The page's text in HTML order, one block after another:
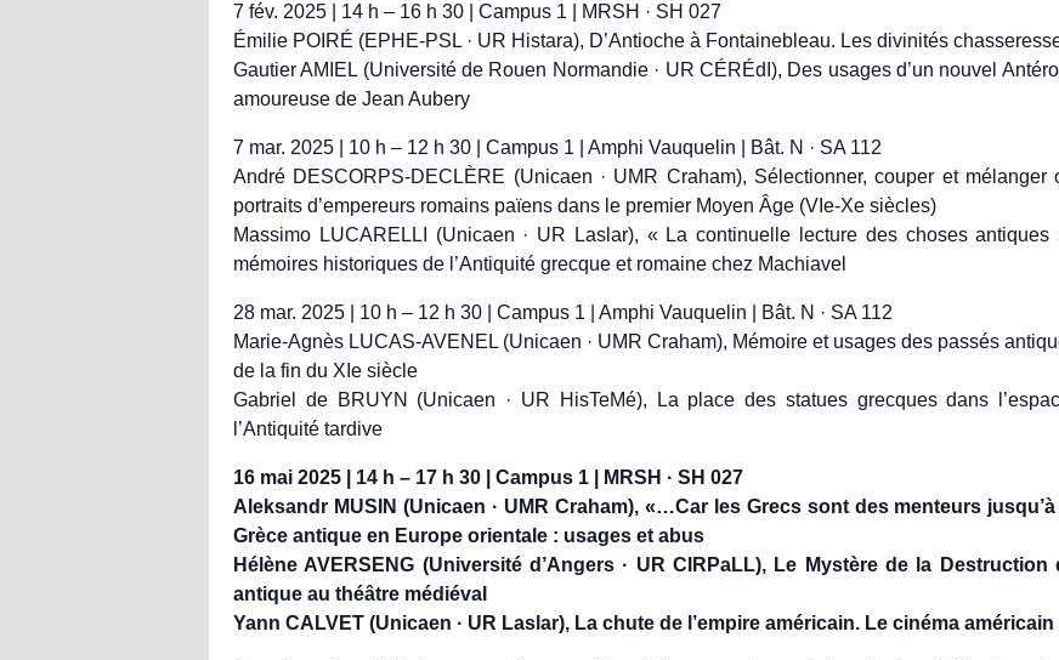
7 fév. 2025 | 14 h – 16 h 30 | Campus 1 | MRSH · SH 027
Émilie POIRÉ (EPHE-PSL · UR Histara), D’Antioche à Fontainebleau. Les divinités
Gautier AMIEL (Université de Rouen Normandie · UR CÉRÉdI), Des usages d’un nouvel
amoureuse de Jean Aubery
7 mar. 2025 | 10 h – 12 h 30 | Campus 1 | Amphi Vauquelin | Bât. N · SA 112
André DESCORPS-DECLÈRE (Unicaen · UMR Craham), Sélectionner, couper et
portraits d’empereurs romains païens dans le premier Moyen Âge (VIe-Xe siècles)
Massimo LUCARELLI (Unicaen · UR Laslar), « La continuelle lecture des choses
mémoires historiques de l’Antiquité grecque et romaine chez Machiavel
28 mar. 2025 | 10 h – 12 h 30 | Campus 1 | Amphi Vauquelin | Bât. N · SA 112
Marie-Agnès LUCAS-AVENEL (Unicaen · UMR Craham), Mémoire et usages des passés
de la fin du XIe siècle
Gabriel de BRUYN (Unicaen · UR HisTeMé), La place des statues grecques dans
l’Antiquité tardive
16 mai 2025 | 14 h – 17 h 30 | Campus 1 | MRSH · SH 027
Aleksandr MUSIN (Unicaen · UMR Craham), «…Car les Grecs sont des menteurs
Grèce antique en Europe orientale : usages et abus
Hélène AVERSENG (Université d’Angers · UR CIRPaLL), Le Mystère de la
antique au théâtre médiéval
Yann CALVET (Unicaen · UR Laslar), La chute de l’empire américain. Le cinéma